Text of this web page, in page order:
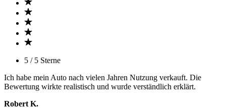
5 / 5 Sterne
Ich habe mein Auto nach vielen Jahren Nutzung verkauft. Die
Bewertung wirkte realistisch und wurde verständlich erklärt.
Robert K.